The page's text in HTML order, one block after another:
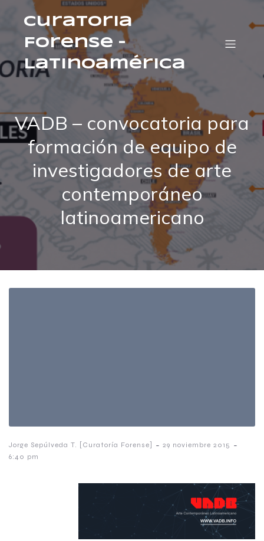
Curatoria
Forense –
Latinoamérica
VADB – convocatoria para
formación de equipo de
investigadores de arte
contemporáneo
latinoamericano
Jorge Sepúlveda T. [Curatoría Forense] - 29 noviembre 2015 -
6:40 pm